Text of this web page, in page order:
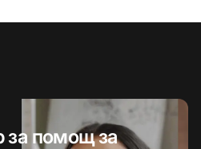
за помощ за